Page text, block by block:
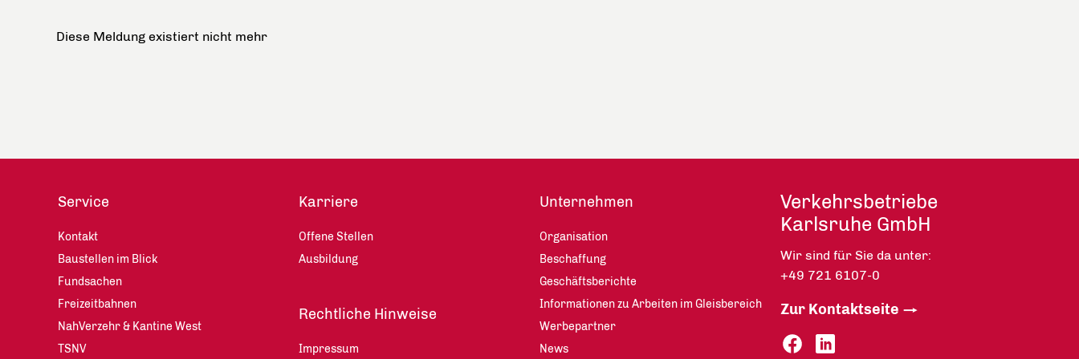
Diese Meldung existiert nicht mehr
Service
Kontakt
Baustellen im Blick
Fundsachen
Freizeitbahnen
NahVerzehr & Kantine West
TSNV
Karriere
Offene Stellen
Ausbildung
Rechtliche Hinweise
Impressum
Unternehmen
Organisation
Beschaffung
Geschäftsberichte
Informationen zu Arbeiten im Gleisbereich
Werbepartner
News
Verkehrsbetriebe
Karlsruhe GmbH
Wir sind für Sie da unter:
+49 721 6107-0
Zur Kontaktseite